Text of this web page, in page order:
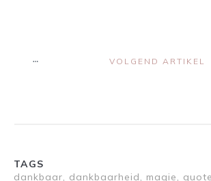
VOLGEND ARTIKEL
TAGS
dankbaar, dankbaarheid, magie,